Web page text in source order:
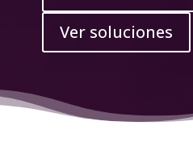
Ver soluciones